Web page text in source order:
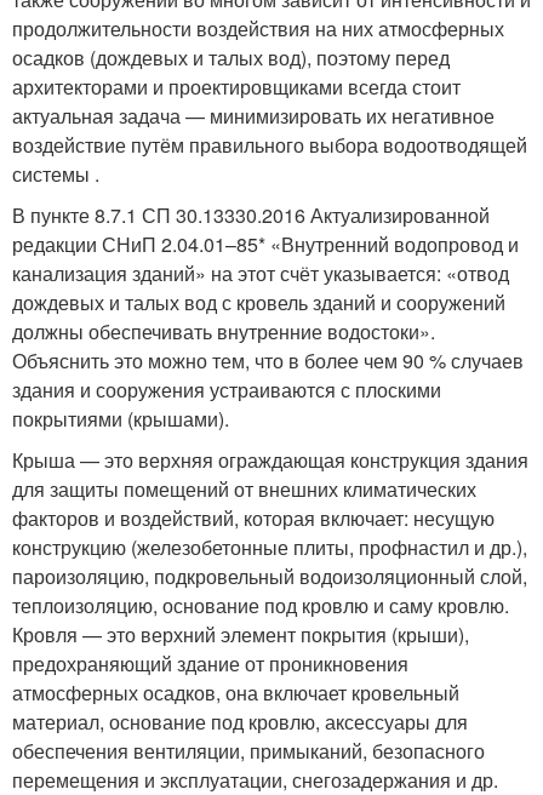
продолжительности воздействия на них атмосферных
осадков (дождевых и талых вод), поэтому перед
архитекторами и проектировщиками всегда стоит
актуальная задача — минимизировать их негативное
воздействие путём правильного выбора водоотводящей
системы .
В пункте 8.7.1 СП 30.13330.2016 Актуализированной
редакции СНиП 2.04.01–85* «Внутренний водопровод и
канализация зданий» на этот счёт указывается: «отвод
дождевых и талых вод с кровель зданий и сооружений
должны обеспечивать внутренние водостоки».
Объяснить это можно тем, что в более чем 90 % случаев
здания и сооружения устраиваются с плоскими
покрытиями (крышами).
Крыша — это верхняя ограждающая конструкция здания
для защиты помещений от внешних климатических
факторов и воздействий, которая включает: несущую
конструкцию (железобетонные плиты, профнастил и др.),
пароизоляцию, подкровельный водоизоляционный слой,
теплоизоляцию, основание под кровлю и саму кровлю.
Кровля — это верхний элемент покрытия (крыши),
предохраняющий здание от проникновения
атмосферных осадков, она включает кровельный
материал, основание под кровлю, аксессуары для
обеспечения вентиляции, примыканий, безопасного
перемещения и эксплуатации, снегозадержания и др.